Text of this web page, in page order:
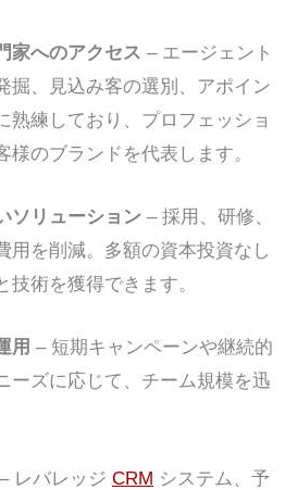
家へのアクセス – エージェント
掘、見込み客の選別、アポイン
熟練しており、プロフェッショ
様のブランドを代表します。
ソリューション – 採用、研修、
用を削減。多額の資本投資なし
技術を獲得できます。
用 – 短期キャンペーンや継続的
ーズに応じて、チーム規模を迅
– レバレッジ CRM システム、予